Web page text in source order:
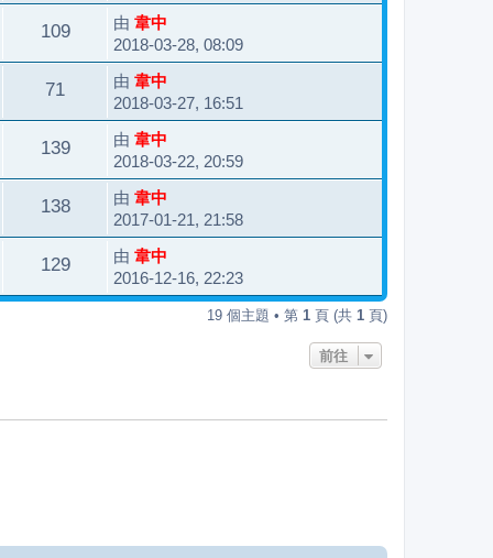
109 由 韋中
2018-03-28, 08:09
71 由 韋中
2018-03-27, 16:51
139 由 韋中
2018-03-22, 20:59
138 由 韋中
2017-01-21, 21:58
129 由 韋中
2016-12-16, 22:23
19 個主題 • 第 1 頁 (共 1 頁)
前往